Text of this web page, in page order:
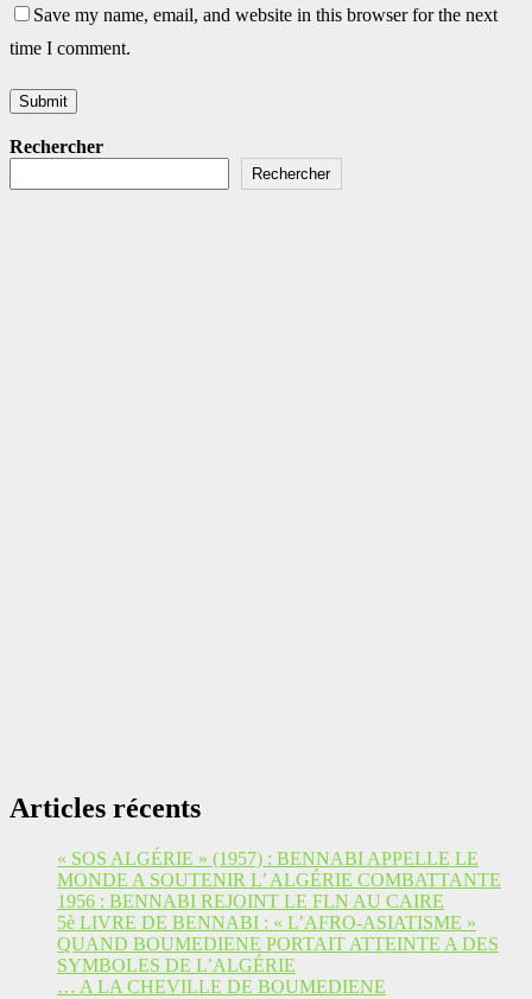
Save my name, email, and website in this browser for the next
time I comment.
Rechercher
Rechercher
Articles récents
« SOS ALGÉRIE » (1957) : BENNABI APPELLE LE
MONDE A SOUTENIR L’ ALGÉRIE COMBATTANTE
1956 : BENNABI REJOINT LE FLN AU CAIRE
5è LIVRE DE BENNABI : « L’AFRO-ASIATISME »
QUAND BOUMEDIENE PORTAIT ATTEINTE A DES
SYMBOLES DE L’ALGÉRIE
… A LA CHEVILLE DE BOUMEDIENE